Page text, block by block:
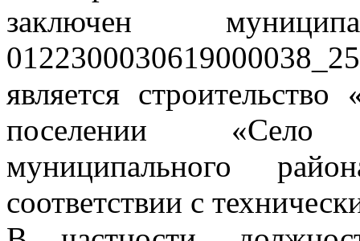
заключен
является
поселении «Село
муниципального
соответствии с